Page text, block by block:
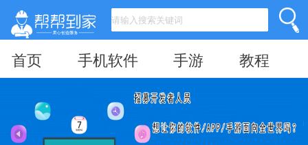
首页 手机软件 手游 教程